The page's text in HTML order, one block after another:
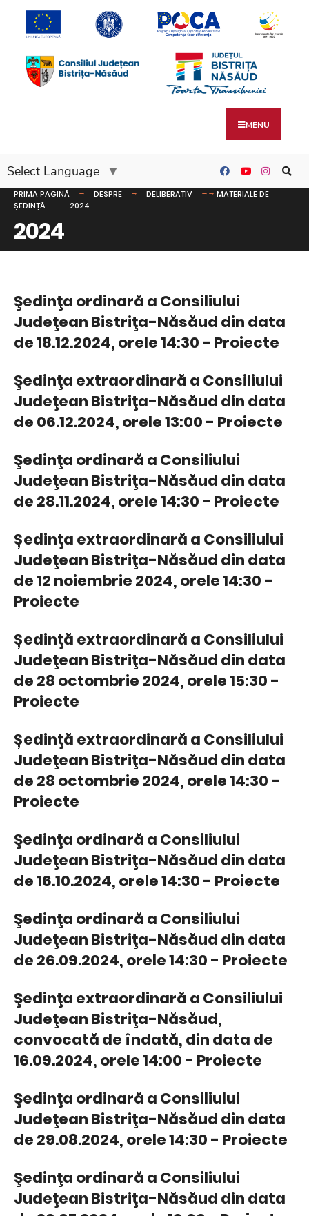
MENU
Select Language ▼
PRIMA PAGINĂ DESPRE DELIBERATIV
MATERIALE DE
ȘEDINȚĂ
2024
2024
Şedinţa ordinară a Consiliului
Judeţean Bistriţa-Năsăud din data
de 18.12.2024, orele 14:30 - Proiecte
Şedinţa extraordinară a Consiliului
Judeţean Bistriţa-Năsăud din data
de 06.12.2024, orele 13:00 - Proiecte
Şedinţa ordinară a Consiliului
Judeţean Bistriţa-Năsăud din data
de 28.11.2024, orele 14:30 - Proiecte
Ședinţa extraordinară a Consiliului
Judeţean Bistriţa-Năsăud din data
de 12 noiembrie 2024, orele 14:30 -
Proiecte
Ședinţă extraordinară a Consiliului
Judeţean Bistriţa-Năsăud din data
de 28 octombrie 2024, orele 15:30 -
Proiecte
Ședinţă extraordinară a Consiliului
Judeţean Bistriţa-Năsăud din data
de 28 octombrie 2024, orele 14:30 -
Proiecte
Şedinţa ordinară a Consiliului
Judeţean Bistriţa-Năsăud din data
de 16.10.2024, orele 14:30 - Proiecte
Şedinţa ordinară a Consiliului
Judeţean Bistriţa-Năsăud din data
de 26.09.2024, orele 14:30 - Proiecte
Şedinţa extraordinară a Consiliului
Judeţean Bistriţa-Năsăud,
convocată de îndată, din data de
16.09.2024, orele 14:00 - Proiecte
Şedinţa ordinară a Consiliului
Judeţean Bistriţa-Năsăud din data
de 29.08.2024, orele 14:30 - Proiecte
Şedinţa ordinară a Consiliului
Judeţean Bistriţa-Năsăud din data